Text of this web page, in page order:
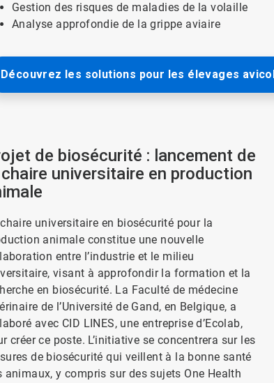
Gestion des risques de maladies de la volaille
Analyse approfondie de la grippe aviaire
Découvrez les solutions pour les élevages
de biosécurité : lancement de
chaire universitaire en production
universitaire en biosécurité pour la
animale constitue une nouvelle
entre l’industrie et le milieu
visant à approfondir la formation et la
en biosécurité. La Faculté de médecine
de l’Université de Gand, en Belgique, a
avec CID LINES, une entreprise d’Ecolab,
créer ce poste. L’initiative se concentrera sur les
de biosécurité qui veillent à la bonne santé
animaux, y compris sur des sujets One Health